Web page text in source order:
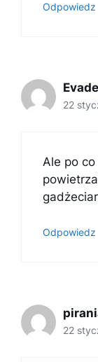
Odpowiedz
Evade
22
Ale po
Odpowiedz
22